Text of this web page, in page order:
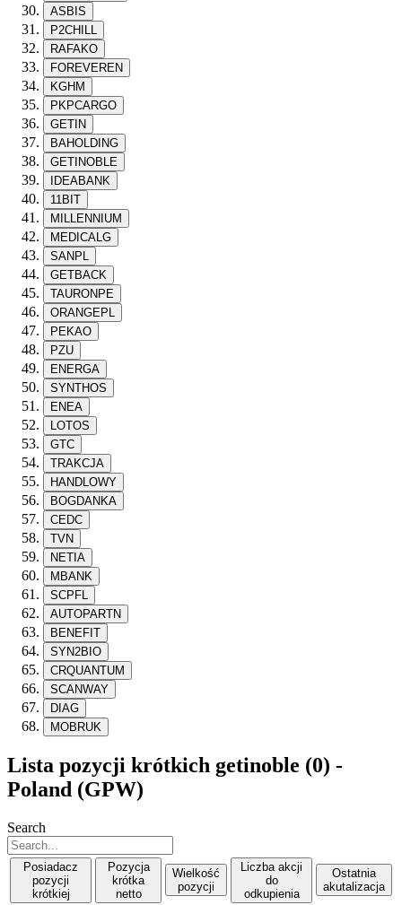
ASBIS
P2CHILL
RAFAKO
FOREVEREN
KGHM
PKPCARGO
GETIN
BAHOLDING
GETINOBLE
IDEABANK
11BIT
MILLENNIUM
MEDICALG
SANPL
GETBACK
TAURONPE
ORANGEPL
PEKAO
PZU
ENERGA
SYNTHOS
ENEA
LOTOS
GTC
TRAKCJA
HANDLOWY
BOGDANKA
CEDC
TVN
NETIA
MBANK
SCPFL
AUTOPARTN
BENEFIT
SYN2BIO
CRQUANTUM
SCANWAY
DIAG
MOBRUK
Lista pozycji krótkich getinoble (0) -
Poland (GPW)
Search
Posiadacz
pozycji
krótkiej
Pozycja
krótka
netto
Wielkość
pozycji
Liczba akcji
do
odkupienia
Ostatnia
akutalizacja